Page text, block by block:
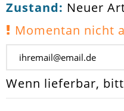
Zustand: Neuer
Momentan nicht
Wenn lieferbar,